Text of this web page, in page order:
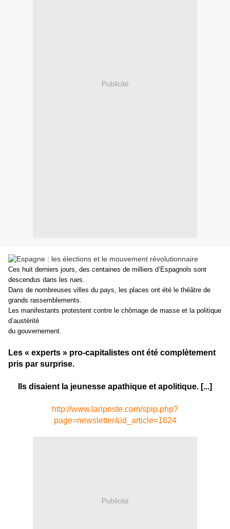
Publicité
Ces huit derniers jours, des centaines de milliers d’Espagnols sont
descendus dans les rues.
Dans de nombreuses villes du pays, les places ont été le théâtre de
grands rassemblements.
Les manifestants protestent contre le chômage de masse et la politique
d’austérité
du gouvernement.
Les « experts » pro-capitalistes ont été complètement
pris par surprise.
Ils disaient la jeunesse apathique et apolitique. [...]
http://www.lariposte.com/spip.php?
page=newsletter&id_article=1624
Publicité